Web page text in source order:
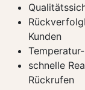
Kunden
schnelle
Rückrufen